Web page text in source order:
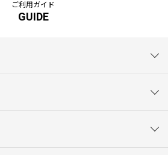
ご利用ガイド
GUIDE